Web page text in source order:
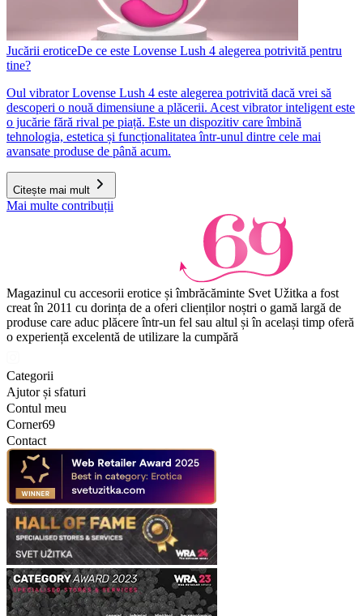
Jucării eroticeDe ce este Lovense Lush 4 alegerea potrivită pentru
tine?
Oul vibrator Lovense Lush 4 este alegerea potrivită dacă vrei să
descoperi o nouă dimensiune a plăcerii. Acest vibrator inteligent este
o jucărie fără rival pe piață. Este un dispozitiv care îmbină
tehnologia, estetica și funcționalitatea într-unul dintre cele mai
avansate produse de până acum.
Citește mai mult
Mai multe contribuții
Magazinul cu accesorii erotice și îmbrăcăminte Svet Užitka a fost
creat în 2011 cu dorința de a oferi clienților noștri o gamă largă de
produse care aduc plăcere într-un fel sau altul și în același timp oferă
o experiență excelentă de utilizare la cumpără
Categorii
Ajutor și sfaturi
Contul meu
Corner69
Contact